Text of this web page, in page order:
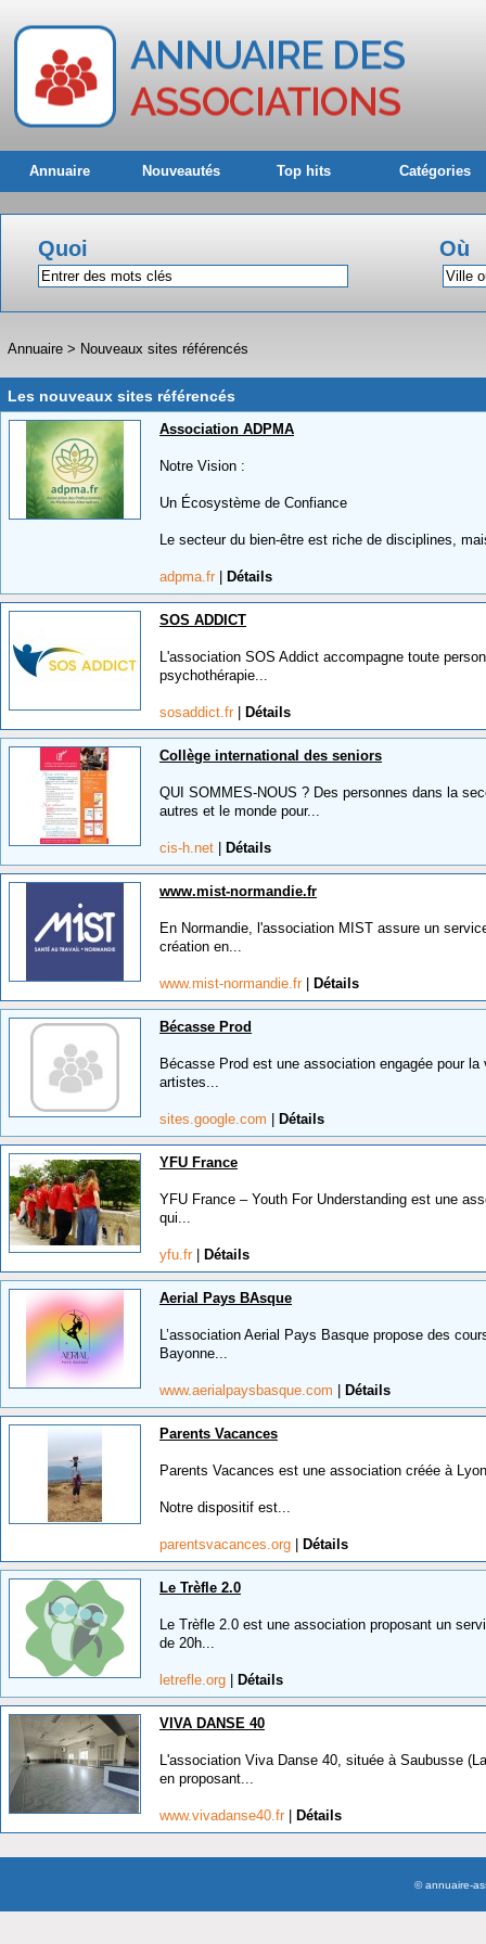
Annuaire Nouveautés Top hits Catégories
Quoi Où
Annuaire > Nouveaux sites référencés
Les nouveaux sites référencés
Association ADPMA
Notre Vision :
Un Écosystème de Confiance
Le secteur du bien-être est riche de disciplines,
adpma.fr Détails
SOS ADDICT
L'association SOS Addict accompagne toute
psychothérapie...
sosaddict.fr Détails
Collège international des seniors
QUI SOMMES-NOUS ? Des personnes dans la
autres et le monde pour...
cis-h.net Détails
www.mist-normandie.fr
En Normandie, l'association MIST assure un
création en...
www.mist-normandie.fr Détails
Bécasse Prod
Bécasse Prod est une association engagée pour
artistes...
sites.google.com Détails
YFU France
YFU France – Youth For Understanding est une
qui...
yfu.fr Détails
Aerial Pays BAsque
L’association Aerial Pays Basque propose des
Bayonne...
www.aerialpaysbasque.com Détails
Parents Vacances
Parents Vacances est une association créée à
Notre dispositif est...
parentsvacances.org Détails
Le Trèfle 2.0
Le Trèfle 2.0 est une association proposant un
de 20h...
letrefle.org Détails
VIVA DANSE 40
L'association Viva Danse 40, située à Saubusse
en proposant...
www.vivadanse40.fr Détails
© annuaire-